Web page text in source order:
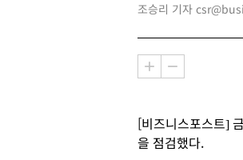
조승리 기자
[비즈니스포스트]
을 점검했다.